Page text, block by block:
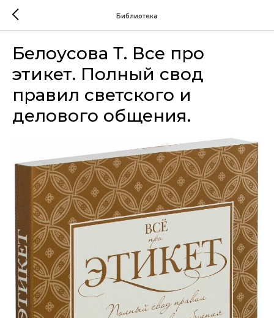
Библиотека
Белоусова Т. Все про
этикет. Полный свод
правил светского и
делового общения.